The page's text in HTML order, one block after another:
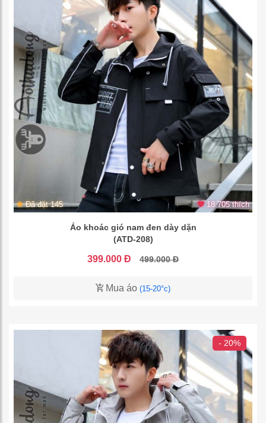
Đã đặt 145 18.705 thích
Áo khoác gió nam đen dày dặn
(ATD-208)
399.000 Đ 499.000 Đ
Mua áo (15-20°c)
- 20%